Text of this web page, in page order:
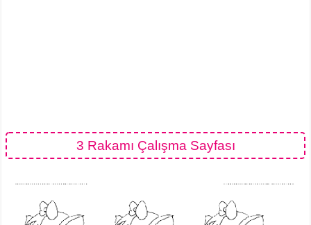
3 Rakamı Çalışma Sayfası